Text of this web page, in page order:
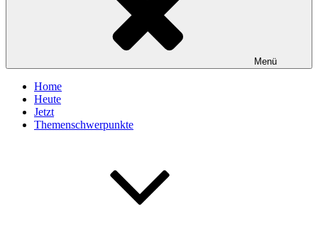
Menü
Home
Heute
Jetzt
Themenschwerpunkte